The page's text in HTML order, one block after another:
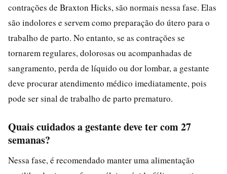
contrações de Braxton Hicks, são normais nessa fase. Elas
são indolores e servem como preparação do útero para o
trabalho de parto. No entanto, se as contrações se
tornarem regulares, dolorosas ou acompanhadas de
sangramento, perda de líquido ou dor lombar, a gestante
deve procurar atendimento médico imediatamente, pois
pode ser sinal de trabalho de parto prematuro.
Quais cuidados a gestante deve ter com 27
semanas?
Nessa fase, é recomendado manter uma alimentação